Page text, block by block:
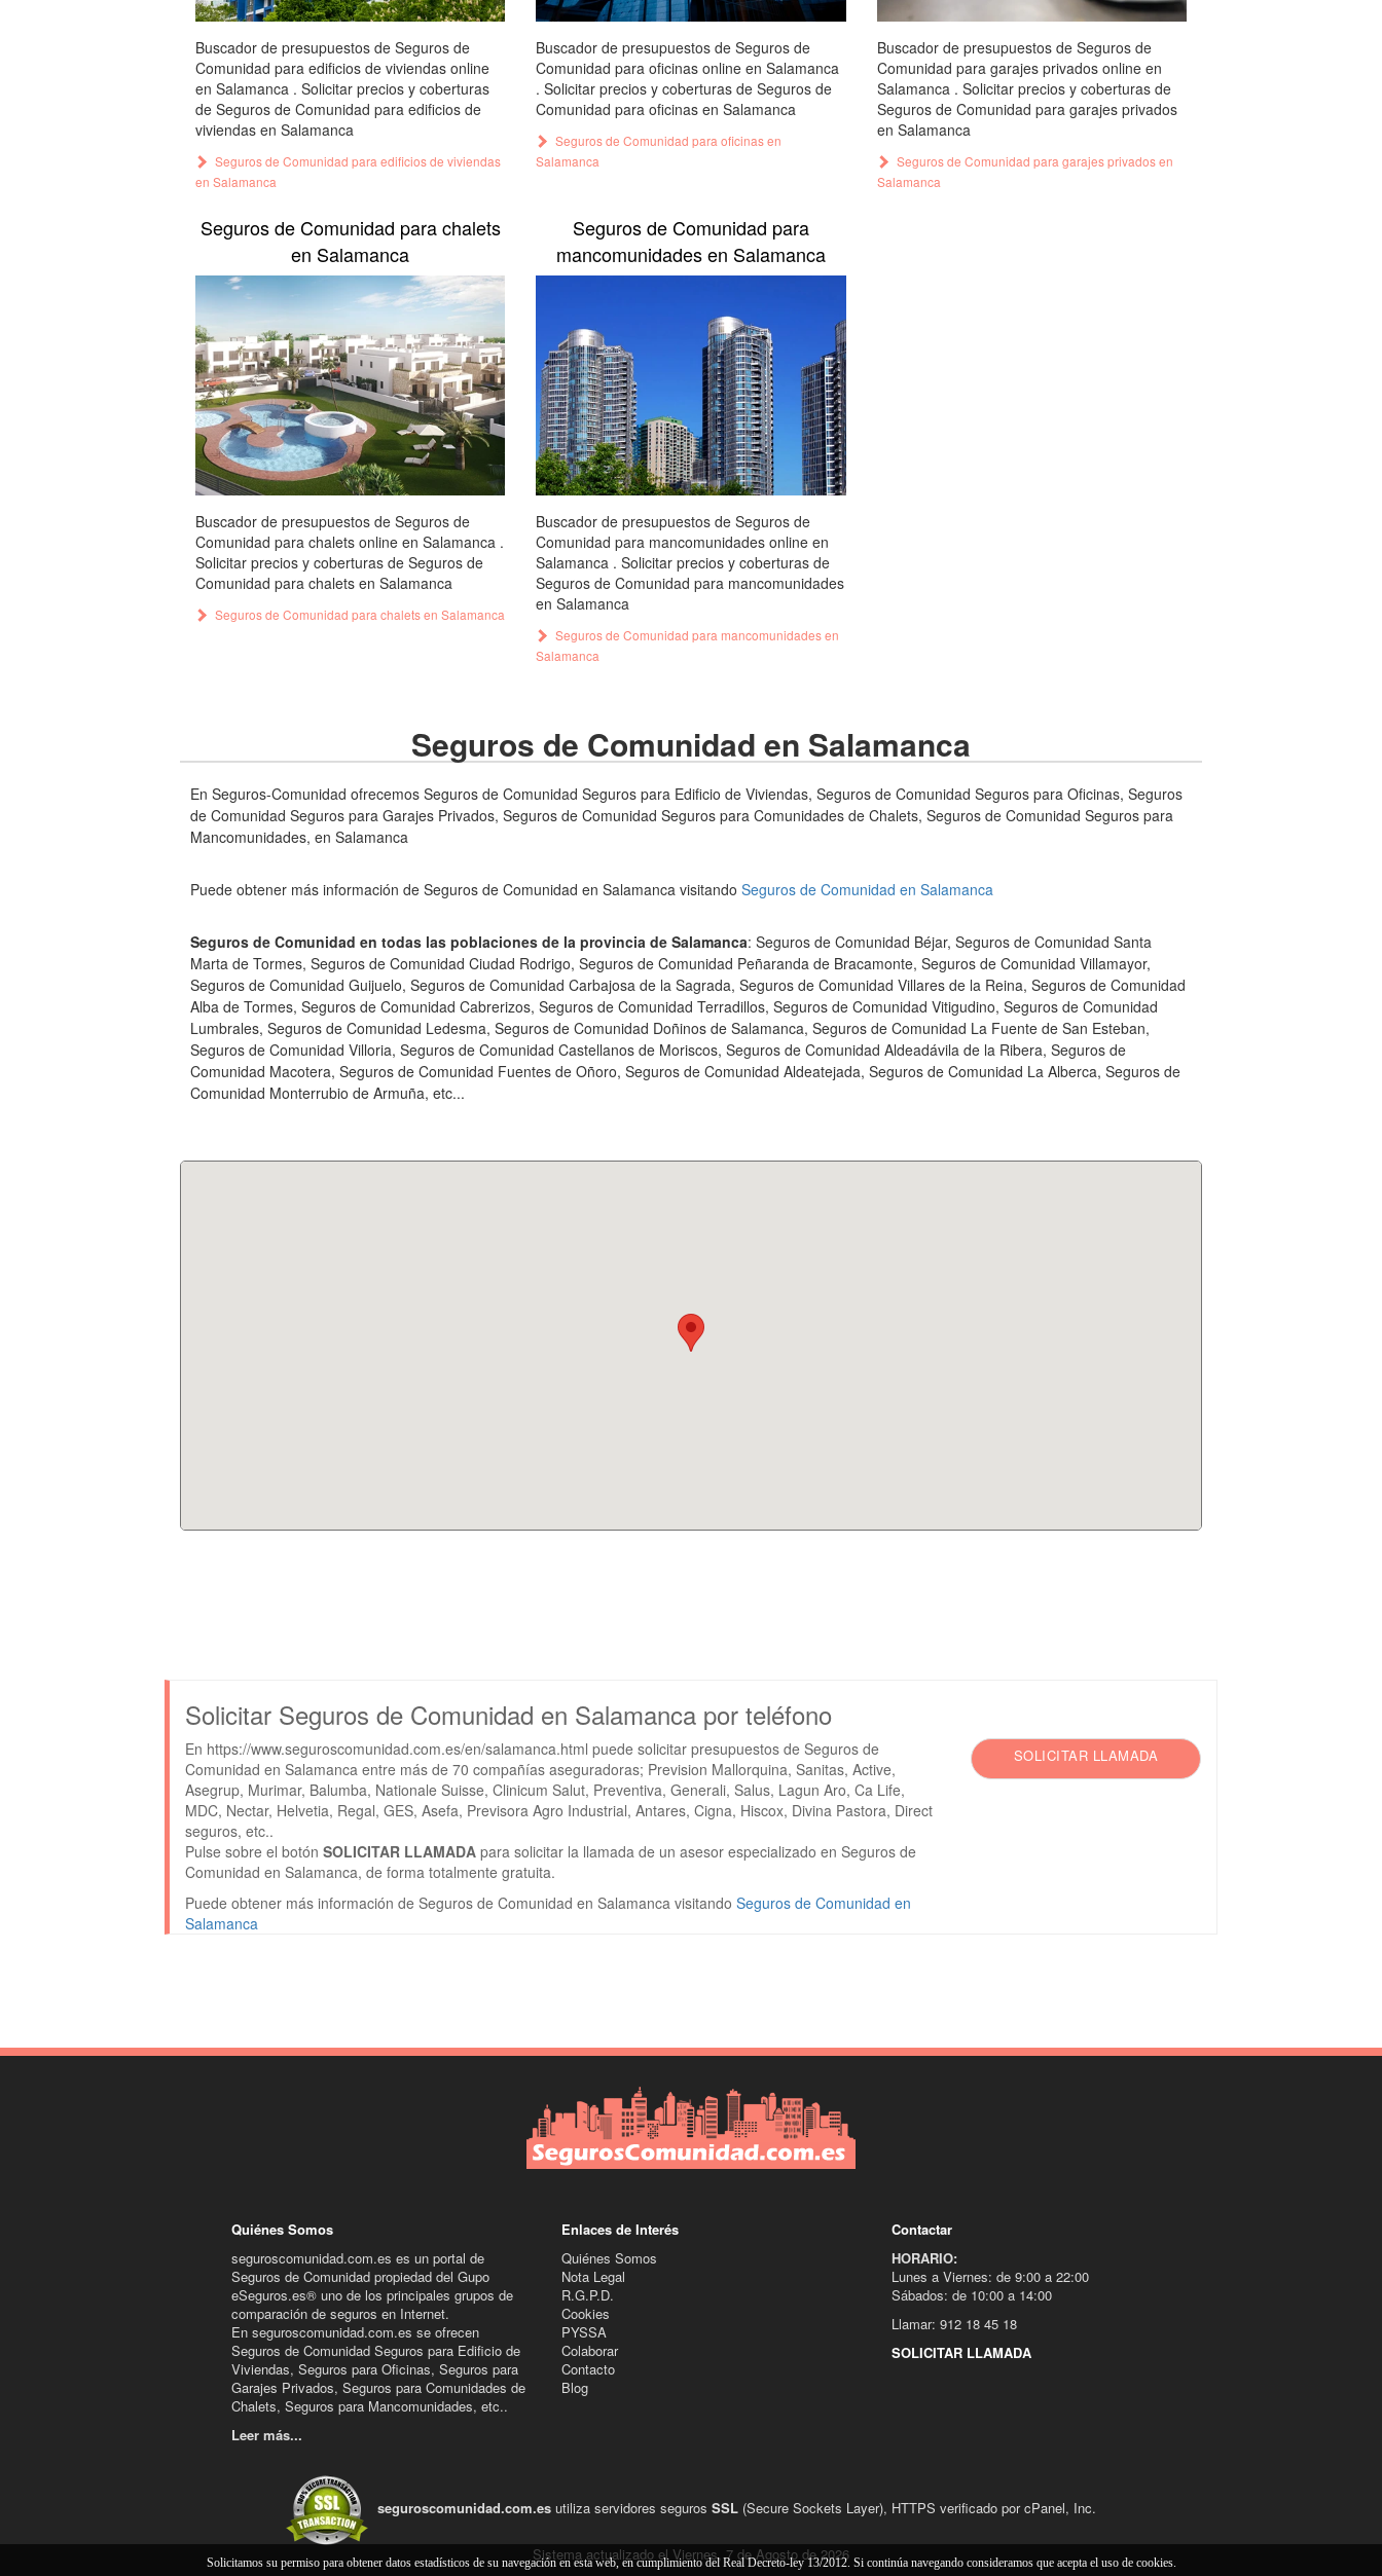
Buscador de presupuestos de Seguros de
Comunidad para edificios de viviendas online
en Salamanca . Solicitar precios y coberturas
de Seguros de Comunidad para edificios de
viviendas en Salamanca
Seguros de Comunidad para edificios de viviendas
en Salamanca
Buscador de presupuestos de Seguros de
Comunidad para oficinas online en Salamanca
. Solicitar precios y coberturas de Seguros de
Comunidad para oficinas en Salamanca
Seguros de Comunidad para oficinas en
Salamanca
Buscador de presupuestos de Seguros de
Comunidad para garajes privados online en
Salamanca . Solicitar precios y coberturas de
Seguros de Comunidad para garajes privados
en Salamanca
Seguros de Comunidad para garajes privados en
Salamanca
Seguros de Comunidad para chalets
en Salamanca
Buscador de presupuestos de Seguros de
Comunidad para chalets online en Salamanca .
Solicitar precios y coberturas de Seguros de
Comunidad para chalets en Salamanca
Seguros de Comunidad para chalets en Salamanca
Seguros de Comunidad para
mancomunidades en Salamanca
Buscador de presupuestos de Seguros de
Comunidad para mancomunidades online en
Salamanca . Solicitar precios y coberturas de
Seguros de Comunidad para mancomunidades
en Salamanca
Seguros de Comunidad para mancomunidades en
Salamanca
Seguros de Comunidad en Salamanca
En Seguros-Comunidad ofrecemos Seguros de Comunidad Seguros para Edificio de Viviendas, Seguros de Comunidad Seguros para Oficinas, Seguros
de Comunidad Seguros para Garajes Privados, Seguros de Comunidad Seguros para Comunidades de Chalets, Seguros de Comunidad Seguros para
Mancomunidades, en Salamanca
Puede obtener más información de Seguros de Comunidad en Salamanca visitando Seguros de Comunidad en Salamanca
Seguros de Comunidad en todas las poblaciones de la provincia de Salamanca: Seguros de Comunidad Béjar, Seguros de Comunidad Santa
Marta de Tormes, Seguros de Comunidad Ciudad Rodrigo, Seguros de Comunidad Peñaranda de Bracamonte, Seguros de Comunidad Villamayor,
Seguros de Comunidad Guijuelo, Seguros de Comunidad Carbajosa de la Sagrada, Seguros de Comunidad Villares de la Reina, Seguros de Comunidad
Alba de Tormes, Seguros de Comunidad Cabrerizos, Seguros de Comunidad Terradillos, Seguros de Comunidad Vitigudino, Seguros de Comunidad
Lumbrales, Seguros de Comunidad Ledesma, Seguros de Comunidad Doñinos de Salamanca, Seguros de Comunidad La Fuente de San Esteban,
Seguros de Comunidad Villoria, Seguros de Comunidad Castellanos de Moriscos, Seguros de Comunidad Aldeadávila de la Ribera, Seguros de
Comunidad Macotera, Seguros de Comunidad Fuentes de Oñoro, Seguros de Comunidad Aldeatejada, Seguros de Comunidad La Alberca, Seguros de
Comunidad Monterrubio de Armuña, etc...
Solicitar Seguros de Comunidad en Salamanca por teléfono
En https://www.seguroscomunidad.com.es/en/salamanca.html puede solicitar presupuestos de Seguros de
Comunidad en Salamanca entre más de 70 compañías aseguradoras; Prevision Mallorquina, Sanitas, Active,
Asegrup, Murimar, Balumba, Nationale Suisse, Clinicum Salut, Preventiva, Generali, Salus, Lagun Aro, Ca Life,
MDC, Nectar, Helvetia, Regal, GES, Asefa, Previsora Agro Industrial, Antares, Cigna, Hiscox, Divina Pastora, Direct
seguros, etc..
Pulse sobre el botón SOLICITAR LLAMADA para solicitar la llamada de un asesor especializado en Seguros de
Comunidad en Salamanca, de forma totalmente gratuita.
Puede obtener más información de Seguros de Comunidad en Salamanca visitando Seguros de Comunidad en
Salamanca
SOLICITAR LLAMADA
Quiénes Somos
seguroscomunidad.com.es es un portal de
Seguros de Comunidad propiedad del Gupo
eSeguros.es® uno de los principales grupos de
comparación de seguros en Internet.
En seguroscomunidad.com.es se ofrecen
Seguros de Comunidad Seguros para Edificio de
Viviendas, Seguros para Oficinas, Seguros para
Garajes Privados, Seguros para Comunidades de
Chalets, Seguros para Mancomunidades, etc..
Leer más...
Enlaces de Interés
Quiénes Somos
Nota Legal
R.G.P.D.
Cookies
PYSSA
Colaborar
Contacto
Blog
Contactar
HORARIO:
Lunes a Viernes: de 9:00 a 22:00
Sábados: de 10:00 a 14:00
Llamar: 912 18 45 18
SOLICITAR LLAMADA
seguroscomunidad.com.es utiliza servidores seguros SSL (Secure Sockets Layer), HTTPS verificado por cPanel, Inc.
Sistema actualizado el Viernes, 7 de Agosto de 2026
Solicitamos su permiso para obtener datos estadísticos de su navegación en esta web, en cumplimiento del Real Decreto-ley 13/2012. Si continúa navegando consideramos que acepta el uso de cookies.